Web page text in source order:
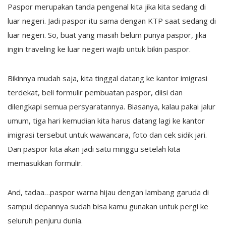
Paspor merupakan tanda pengenal kita jika kita sedang di
luar negeri. Jadi paspor itu sama dengan KTP saat sedang di
luar negeri. So, buat yang masiih belum punya paspor, jika
ingin traveling ke luar negeri wajib untuk bikin paspor.
Bikinnya mudah saja, kita tinggal datang ke kantor imigrasi
terdekat, beli formulir pembuatan paspor, diisi dan
dilengkapi semua persyaratannya. Biasanya, kalau pakai jalur
umum, tiga hari kemudian kita harus datang lagi ke kantor
imigrasi tersebut untuk wawancara, foto dan cek sidik jari.
Dan paspor kita akan jadi satu minggu setelah kita
memasukkan formulir.
And, tadaa…paspor warna hijau dengan lambang garuda di
sampul depannya sudah bisa kamu gunakan untuk pergi ke
seluruh penjuru dunia.